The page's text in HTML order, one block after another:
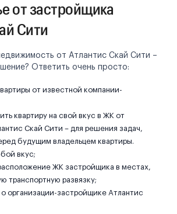
от застройщика
Сити
от Атлантис Скай Сити –
Ответить очень просто:
от известной компании-
квартиру на свой вкус в ЖК от
Скай Сити – для решения задач,
будущим владельцем квартиры.
вкус;
ЖК застройщика в местах,
транспортную развязку;
организации-застройщике Атлантис